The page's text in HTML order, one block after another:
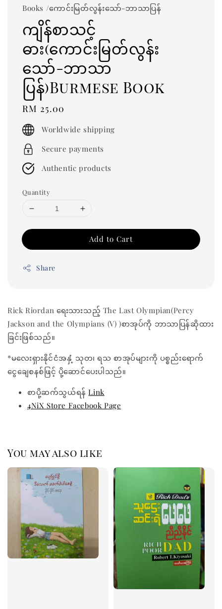
Books /ကောင်းမြတ်လွန်းသော်-ဘာသာပြန်
ကျိန်စာသင့်
ဓား(ကောင်းမြတ်လွန်း
သော်-ဘာသာ
ပြန်)Burmese Book
Regular
price
RM 25.00
Worldwide shipping
Secure payments
Authentic products
Quantity
Add to Cart
Share
Rick Riordan ရေးသားသည့် The Last Olympian(Percy
Jackson and the Olympians (V) )စာအုပ်ကို ဘာသာပြန်ဆိုထား
ခြင်းဖြစ်သည်။
*မလေးရှားနိုင်ငံအနှံ့ သုတ၊ ရသ စာအုပ်များကို ပစ္စည်းရောက်
ငွေချေစနစ်ဖြင့် ပို့ဆောင်ပေးပါသည်။
စာပို့ဆက်သွယ်ရန်Link
4NiX Store Facebook Page
You may also like